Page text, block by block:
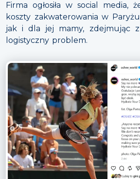
Firma ogłosiła w social media,
koszty zakwaterowania w
jak i dla jej mamy, zdejmując
logistyczny problem.